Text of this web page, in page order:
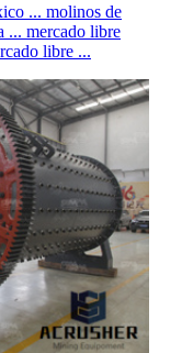
... molinos de
... mercado libre
libre ...